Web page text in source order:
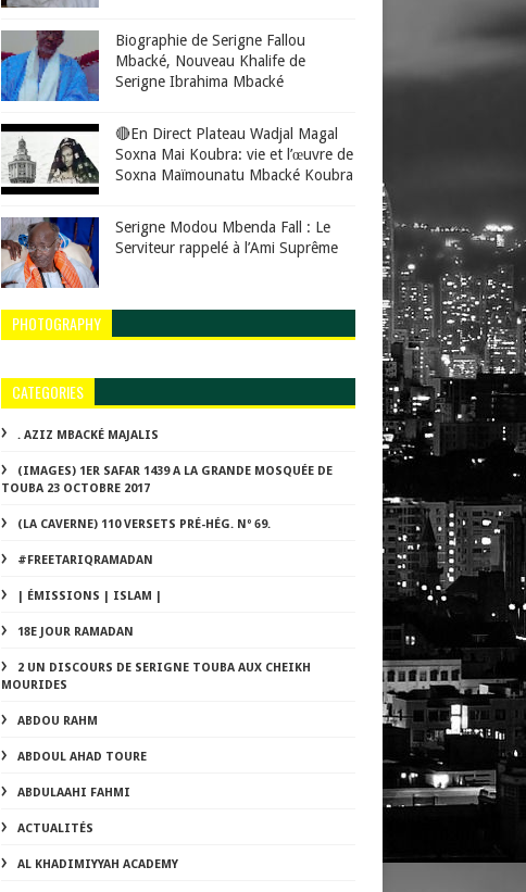
Biographie de Serigne Fallou
Mbacké, Nouveau Khalife de
Serigne Ibrahima Mbacké
🔴En Direct Plateau Wadjal Magal
Soxna Mai Koubra: vie et l’œuvre de
Soxna Maïmounatu Mbacké Koubra
Serigne Modou Mbenda Fall : Le
Serviteur rappelé à l’Ami Suprême
PHOTOGRAPHY
CATEGORIES
. AZIZ MBACKÉ MAJALIS
(IMAGES) 1ER SAFAR 1439 A LA GRANDE MOSQUÉE DE
TOUBA 23 OCTOBRE 2017
(LA CAVERNE) 110 VERSETS PRÉ-HÉG. Nº 69.
#FREETARIQRAMADAN
| ÉMISSIONS | ISLAM |
18E JOUR RAMADAN
2 UN DISCOURS DE SERIGNE TOUBA AUX CHEIKH
MOURIDES
ABDOU RAHM
ABDOUL AHAD TOURE
ABDULAAHI FAHMI
ACTUALITÉS
AL KHADIMIYYAH ACADEMY